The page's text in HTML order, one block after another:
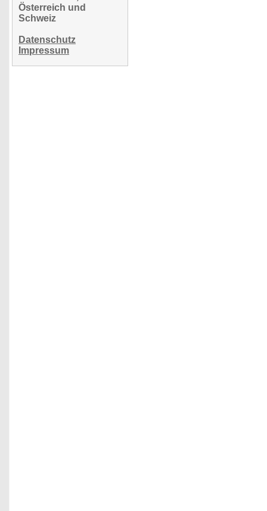
Österreich und
Schweiz
Datenschutz
Impressum